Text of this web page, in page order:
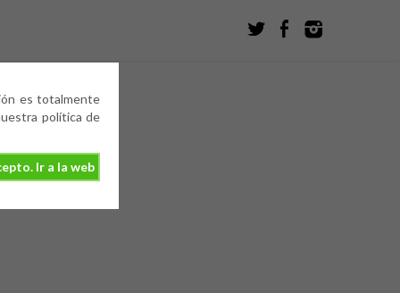
es totalmente
política de
Ir a la web